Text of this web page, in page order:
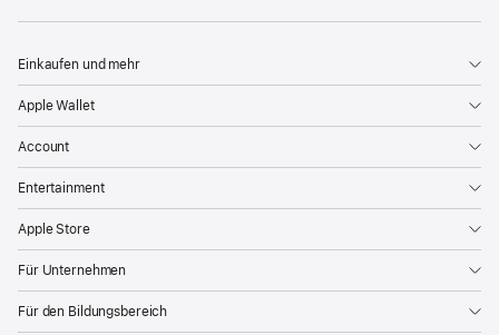
Einkaufen und mehr
Apple Wallet
Account
Entertainment
Apple Store
Für Unternehmen
Für den Bildungsbereich